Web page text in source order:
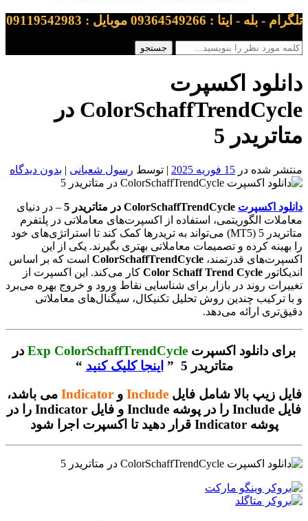
تلگرام - بله - ایتا : 09364549266 موبایل : 09119542983
دانلود اکسپرت
ColorSchaffTrendCycle در
متاتریدر 5
منتشر شده در 15 فوریه 2025 | توسط رسول شعبانی | بدون دیدگاه
دانلود اکسپرت
– در دنیای
معاملات الگوریتمی، استفاده از اکسپرت‌های معاملاتی در پلتفرم
متاتریدر 5 (MT5) می‌تواند به تریدرها کمک کند تا استراتژی‌های خود
را بهینه کرده و تصمیمات معاملاتی بهتری بگیرند. یکی از این
اکسپرت‌های قدرتمند، ColorSchaffTrendCycle است که بر اساس
اندیکاتور Color Schaff Trend Cycle کار می‌کند. این اکسپرت از
تغییرات روند در بازار برای شناسایی نقاط ورود و خروج بهره می‌برد
و با ترکیب چندین روش تحلیل تکنیکال، سیگنال‌های معاملاتی
دقیق‌تری ارائه می‌دهد.
برای دانلود اکسپرت Exp ColorSchaffTrendCycle در
متاتریدر 5 ”
اینجا کلیک کنید “
فایل زیپ بالا شامل فایلInclude وIndicator می باشد،
فایل Include را در پوشه Include و فایل Indicator را در
پوشه Indicator قرار دهید تا اکسپرت اجرا شود